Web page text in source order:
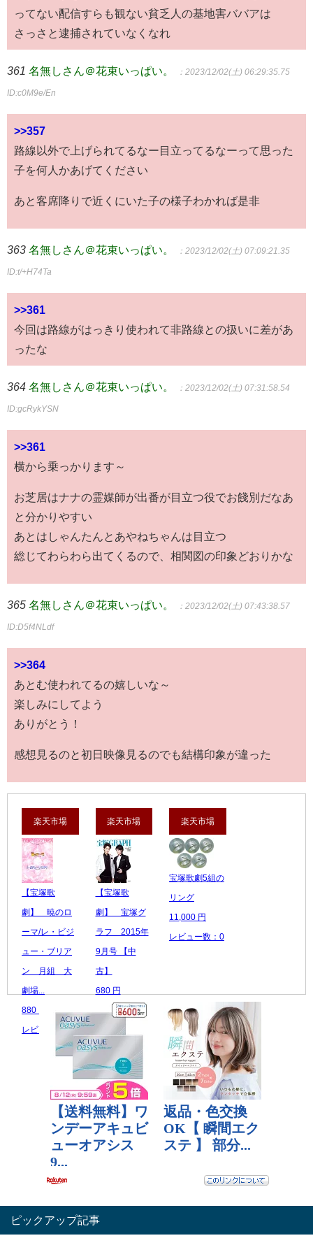
ってない配信すらも観ない貧乏人の基地害ババアは
さっさと逮捕されていなくなれ
361 名無しさん＠花束いっぱい。 ：2023/12/02(土) 06:29:35.75
ID:c0M9e/En
>>357
路線以外で上げられてるなー目立ってるなーって思った
子を何人かあげてください
あと客席降りで近くにいた子の様子わかれば是非
363 名無しさん＠花束いっぱい。 ：2023/12/02(土) 07:09:21.35
ID:t/+H74Ta
>>361
今回は路線がはっきり使われて非路線との扱いに差があ
ったな
364 名無しさん＠花束いっぱい。 ：2023/12/02(土) 07:31:58.54
ID:gcRykYSN
>>361
横から乗っかります～
お芝居はナナの霊媒師が出番が目立つ役でお餞別だなあ
と分かりやすい
あとはしゃんたんとあやねちゃんは目立つ
総じてわらわら出てくるので、相関図の印象どおりかな
365 名無しさん＠花束いっぱい。 ：2023/12/02(土) 07:43:38.57
ID:D5f4NLdf
>>364
あとむ使われてるの嬉しいな～
楽しみにしてよう
ありがとう！
感想見るのと初日映像見るのでも結構印象が違った
楽天市場
【宝塚歌
劇】 暁のロ
ーマ/レ・ビジ
ュー・ブリア
ン 月組 大
劇場...
880 円
レビュー数：0
楽天市場
【宝塚歌
劇】 宝塚グ
ラフ 2015年
9月号 【中
古】
680 円
レビュー数：0
楽天市場
宝塚歌劇5組の
リング
11,000 円
レビュー数：0
ピックアップ記事